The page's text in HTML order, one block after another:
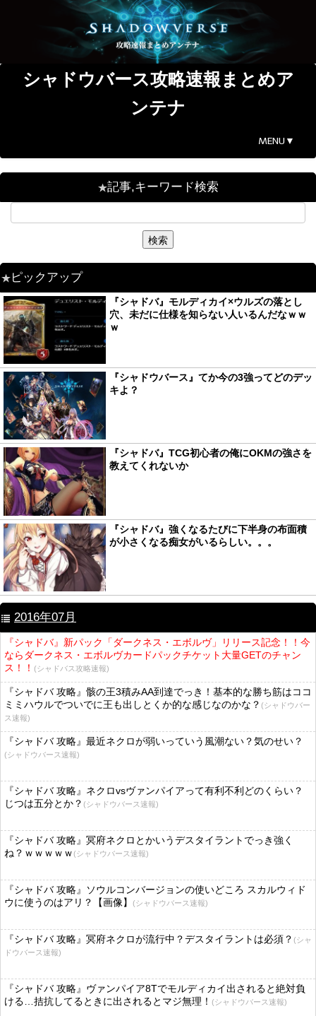
シャドウバース攻略速報まとめア
ンテナ
MENU▼
記事,キーワード検索
ピックアップ
『シャドバ』モルディカイ×ウルズの落とし
穴、未だに仕様を知らない人いるんだなｗｗ
ｗ
『シャドウバース』てか今の3強ってどのデッ
キよ？
『シャドバ』TCG初心者の俺にOKMの強さを
教えてくれないか
『シャドバ』強くなるたびに下半身の布面積
が小さくなる痴女がいるらしい。。。
2016年07月
『シャドバ』新パック「ダークネス・エボルヴ」リリース記念！！今
ならダークネス・エボルヴカードパックチケット大量GETのチャン
ス！！ (シャドバス攻略速報)
『シャドバ 攻略』骸の王3積みAA到達でっき！基本的な勝ち筋はココ
ミミハウルでついでに王も出しとくか的な感じなのかな？ (シャドウバー
ス速報)
『シャドバ 攻略』最近ネクロが弱いっていう風潮ない？気のせい？
(シャドウバース速報)
『シャドバ 攻略』ネクロvsヴァンパイアって有利不利どのくらい？
じつは五分とか？ (シャドウバース速報)
『シャドバ 攻略』冥府ネクロとかいうデスタイラントでっき強く
ね？ｗｗｗｗｗ (シャドウバース速報)
『シャドバ 攻略』ソウルコンバージョンの使いどころ スカルウィド
ウに使うのはアリ？【画像】
(シャドウバース速報)
『シャドバ 攻略』冥府ネクロが流行中？デスタイラントは必須？ (シャ
ドウバース速報)
『シャドバ 攻略』ヴァンパイア8Tでモルディカイ出されると絶対負
ける…拮抗してるときに出されるとマジ無理！ (シャドウバース速報)